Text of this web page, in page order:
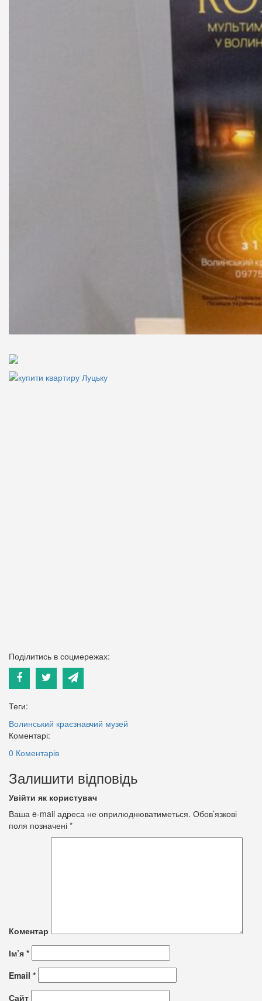
Поділитись в соцмережах:
Теги:
Волинський краєзнавчий музей
Коментарі:
0 Коментарів
Залишити відповідь
Увійти як користувач
Ваша e-mail адреса не оприлюднюватиметься. Обов’язкові
поля позначені *
Коментар
Ім’я *
Email *
Сайт